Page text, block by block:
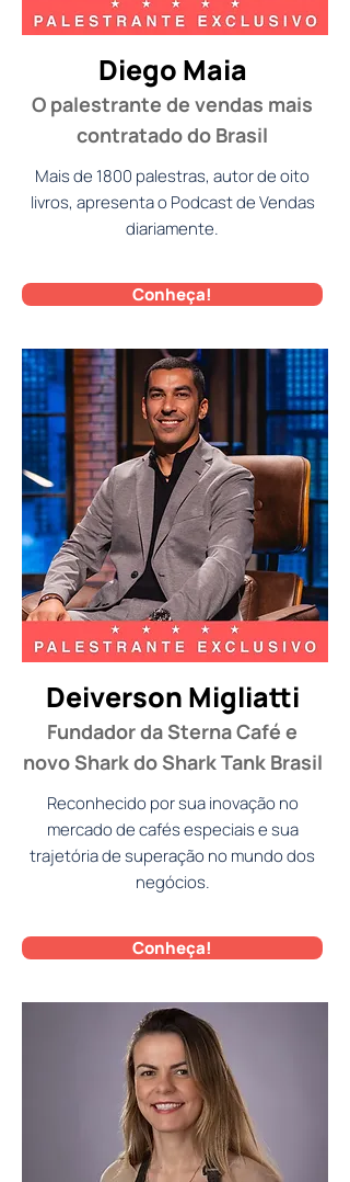
Diego Maia
O palestrante de vendas mais
contratado do Brasil
Mais de 1800 palestras, autor de oito
livros, apresenta o Podcast de Vendas
diariamente.
Conheça!
Deiverson Migliatti
Fundador da Sterna Café e
novo Shark do Shark Tank Brasil
Reconhecido por sua inovação no
mercado de cafés especiais e sua
trajetória de superação no mundo dos
negócios.
Conheça!